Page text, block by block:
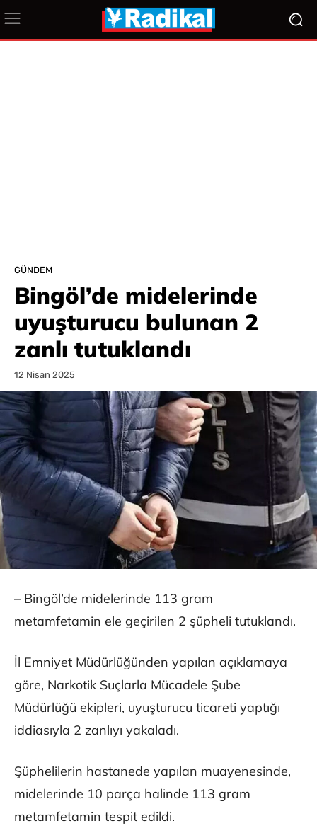
GÜNDEM
Bingöl’de midelerinde
uyuşturucu bulunan 2
zanlı tutuklandı
12 Nisan 2025
– Bingöl’de midelerinde 113 gram
metamfetamin ele geçirilen 2 şüpheli tutuklandı.
İl Emniyet Müdürlüğünden yapılan açıklamaya
göre, Narkotik Suçlarla Mücadele Şube
Müdürlüğü ekipleri, uyuşturucu ticareti yaptığı
iddiasıyla 2 zanlıyı yakaladı.
Şüphelilerin hastanede yapılan muayenesinde,
midelerinde 10 parça halinde 113 gram
metamfetamin tespit edildi.